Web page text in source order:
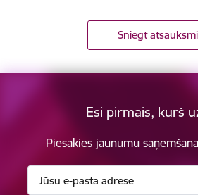
Sniegt atsauksmi
Esi pirmais, kurš
Piesakies jaunumu